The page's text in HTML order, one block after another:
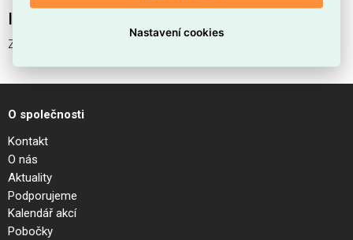
ZEUS FRAME TRIMLESS SQUARE 21W
O společnosti
Kontakt
O nás
Aktuality
Podporujeme
Kalendář akcí
Pobočky
Nastavení cookies